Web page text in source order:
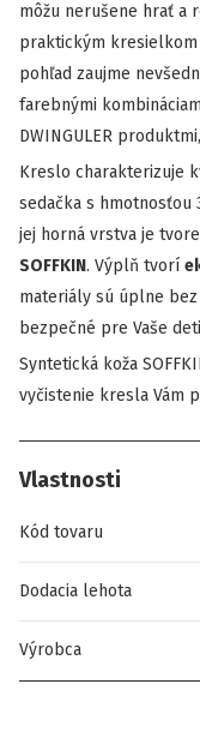
môžu nerušene hrať a
praktickým kresielkom
pohľad zaujme
farebnými
DWINGULER
Kreslo charakterizuje
sedačka s hmotnosťou
jej horná vrstva je
SOFFKIN. Výplň tvorí
materiály sú úplne
bezpečné pre Vaše
Syntetická koža
vyčistenie kresla Vám
Vlastnosti
Kód tovaru
Dodacia lehota
Výrobca